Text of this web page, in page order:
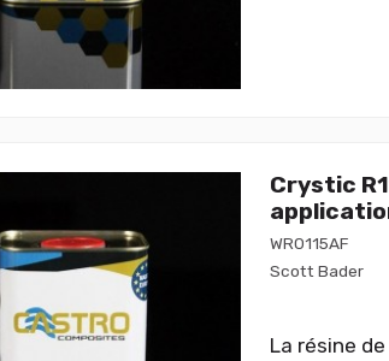
Crystic
WR0115AF
Scott Bader
La résine